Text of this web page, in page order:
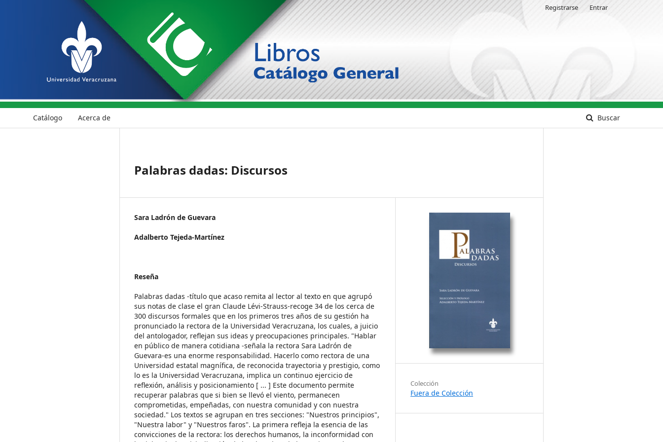
Catálogo Acerca de Buscar
Registrarse Entrar
Palabras dadas: Discursos
Sara Ladrón de Guevara
Adalberto Tejeda-Martínez
Reseña
Palabras dadas -título que acaso remita al lector al texto en que agrupó
sus notas de clase el gran Claude Lévi-Strauss-recoge 34 de los cerca de
300 discursos formales que en los primeros tres años de su gestión ha
pronunciado la rectora de la Universidad Veracruzana, los cuales, a juicio
del antologador, reflejan sus ideas y preocupaciones principales. "Hablar
en público de manera cotidiana -señala la rectora Sara Ladrón de
Guevara-es una enorme responsabilidad. Hacerlo como rectora de una
Universidad estatal magnífica, de reconocida trayectoria y prestigio, como
lo es la Universidad Veracruzana, implica un continuo ejercicio de
reflexión, análisis y posicionamiento [ ... ] Este documento permite
recuperar palabras que si bien se llevó el viento, permanecen
comprometidas, empeñadas, con nuestra comunidad y con nuestra
sociedad." Los textos se agrupan en tres secciones: "Nuestros principios",
"Nuestra labor" y "Nuestros faros". La primera refleja la esencia de las
convicciones de la rectora: los derechos humanos, la inconformidad con
Colección
Fuera de Colección